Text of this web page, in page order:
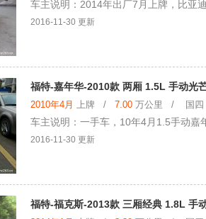
车主说明：2014年出厂7月上牌，比亚
2016-11-30 更新
福特-嘉年华-2010款 两厢 1.5L 手动光
2010年4月 上牌 / 7.00 万公里 / 国四 /
车主说明：一手车，10年4月1.5手动嘉
2016-11-30 更新
福特-福克斯-2013款 三厢经典 1.8L 手